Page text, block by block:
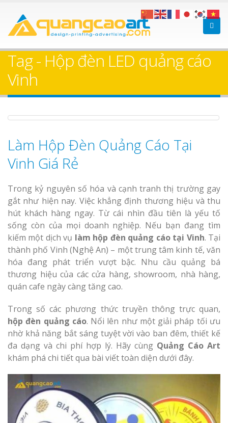
Tag - Hộp đèn LED quảng cáo
Vinh
Làm Hộp Đèn Quảng Cáo Tại
Vinh Giá Rẻ
Trong kỷ nguyên số hóa và cạnh tranh thị trường gay
gắt như hiện nay. Việc khẳng định thương hiệu và thu
hút khách hàng ngay. Từ cái nhìn đầu tiên là yếu tố
sống còn của mọi doanh nghiệp. Nếu bạn đang tìm
kiếm một dịch vụ làm hộp đèn quảng cáo tại Vinh. Tại
thành phố Vinh (Nghệ An) – một trung tâm kinh tế, văn
hóa đang phát triển vượt bậc. Nhu cầu quảng bá
thương hiệu của các cửa hàng, showroom, nhà hàng,
quán cafe ngày càng tăng cao.
Trong số các phương thức truyền thông trực quan,
hộp đèn quảng cáo. Nổi lên như một giải pháp tối ưu
nhờ khả năng bắt sáng tuyệt vời vào ban đêm, thiết kế
đa dạng và chi phí hợp lý. Hãy cùng Quảng Cáo Art
khám phá chi tiết qua bài viết toàn diện dưới đây.
Bảng gỗ treo cửa
Làm bảng hiệu gỗ tại
Biên Hòa
Làm bảng hiệu gỗ tại
Nghệ An
Làm bảng hiệu gỗ
homestay chất lượng
Làm bảng
Làm biển
Dương
Dương
Làm biển
tóc Thuận An
cáo Vinh
Làm biển
Nghệ An giá